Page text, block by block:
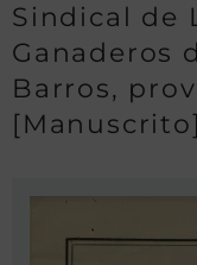
Sindical de
Ganaderos
Barros,
[Manuscrito]